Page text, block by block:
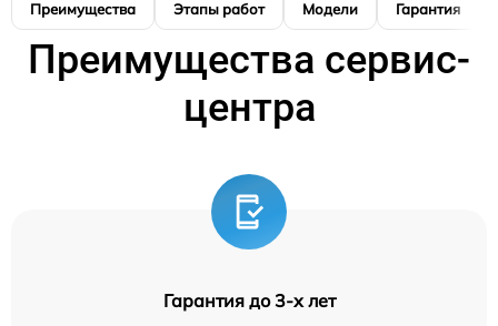
Преимущества Этапы работ Модели Гарантия
Преимущества сервис-
центра
Гарантия до 3-х лет